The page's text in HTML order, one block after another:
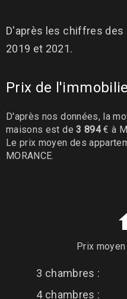
D'après les chiffres des
2019 et 2021.
Prix de
D'après nos données, la
maisons est de3 894€ à
Le prix moyen des
MORANCE.
Prix
3 chambres :
4 chambres :